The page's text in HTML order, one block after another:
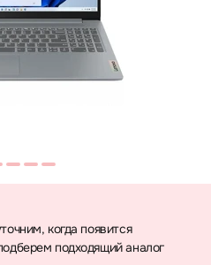
когда появится
подходящий аналог